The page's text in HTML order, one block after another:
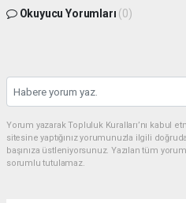
Okuyucu Yorumları (0)
Yorum yazarak Topluluk Kuralları’nı kabul
sitesine yaptığınız yorumunuzla ilgili
başınıza üstleniyorsunuz. Yazılan tüm
sorumlu tutulamaz.